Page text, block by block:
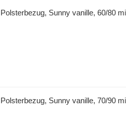
Polsterbezug, Sunny vanille, 60/80
Polsterbezug, Sunny vanille, 70/90